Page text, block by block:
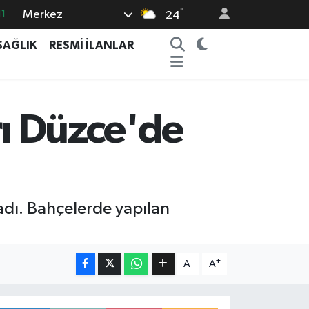
Merkez 24°
RESMİ İLANLAR
Düzce'de
Bahçelerde yapılan
A- A+